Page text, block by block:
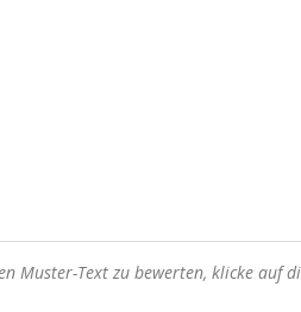
Muster-Text zu bewerten, klicke auf